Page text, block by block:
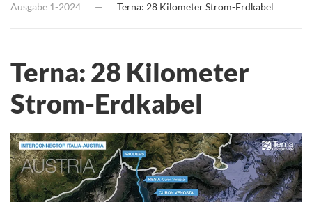
Ausgabe 1-2024
Terna: 28 Kilometer Strom-Erdkabel
Terna: 28 Kilometer
Strom-Erdkabel